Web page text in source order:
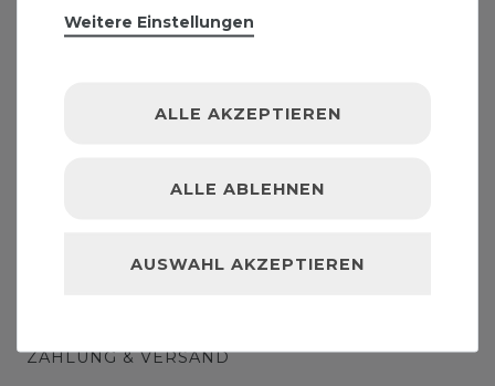
WIDERRUFSRECHT
ZAHLUNG & VERSAND
Weitere Einstellungen
ALLE AKZEPTIEREN
ALLE ABLEHNEN
AUSWAHL AKZEPTIEREN